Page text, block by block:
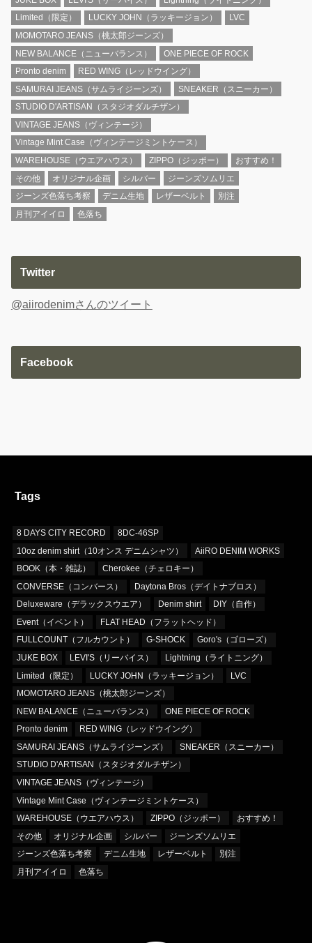
Limited（限定）
LUCKY JOHN（ラッキージョン）
LVC
MOMOTARO JEANS（桃太郎ジーンズ）
NEW BALANCE（ニューバランス）
ONE PIECE OF ROCK
Pronto denim
RED WING（レッドウイング）
SAMURAI JEANS（サムライジーンズ）
SNEAKER（スニーカー）
STUDIO D'ARTISAN（スタジオダルチザン）
VINTAGE JEANS（ヴィンテージ）
Vintage Mint Case（ヴィンテージミントケース）
WAREHOUSE（ウエアハウス）
ZIPPO（ジッポー）
おすすめ！
その他
オリジナル企画 シルバー
ジーンズソムリエ
ジーンズ色落ち考察
デニム生地 レザーベルト
別注
月刊アイイロ
色落ち
Twitter
@aiirodenimさんのツイート
Facebook
Tags
8 DAYS CITY RECORD
8DC-46SP
10oz denim shirt（10オンス デニムシャツ）
AiiRO DENIM WORKS
BOOK（本・雑誌）
Cherokee（チェロキー）
CONVERSE（コンバース）
Daytona Bros（デイトナブロス）
Deluxeware（デラックスウエア）
Denim shirt
DIY（自作）
Event（イベント）
FLAT HEAD（フラットヘッド）
FULLCOUNT（フルカウント）
G-SHOCK
Goro's（ゴローズ）
JUKE BOX
LEVI'S（リーバイス）
Lightning（ライトニング）
Limited（限定）
LUCKY JOHN（ラッキージョン）
LVC
MOMOTARO JEANS（桃太郎ジーンズ）
NEW BALANCE（ニューバランス）
ONE PIECE OF ROCK
Pronto denim
RED WING（レッドウイング）
SAMURAI JEANS（サムライジーンズ）
SNEAKER（スニーカー）
STUDIO D'ARTISAN（スタジオダルチザン）
VINTAGE JEANS（ヴィンテージ）
Vintage Mint Case（ヴィンテージミントケース）
WAREHOUSE（ウエアハウス）
ZIPPO（ジッポー）
おすすめ！
その他
オリジナル企画 シルバー
ジーンズソムリエ
ジーンズ色落ち考察
デニム生地 レザーベルト
別注
月刊アイイロ
色落ち